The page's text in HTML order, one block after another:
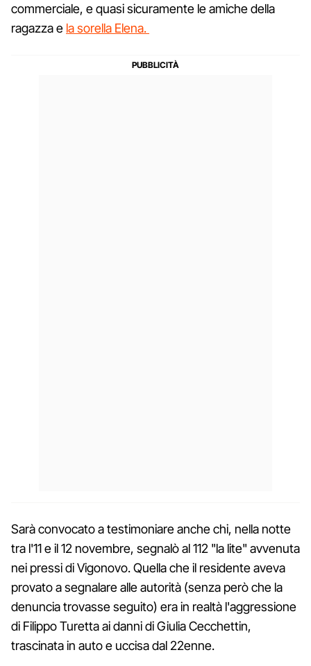
commerciale, e quasi sicuramente le amiche della
ragazza e la sorella Elena.
Sarà convocato a testimoniare anche chi, nella notte
tra l'11 e il 12 novembre, segnalò al 112 "la lite" avvenuta
nei pressi di Vigonovo. Quella che il residente aveva
provato a segnalare alle autorità (senza però che la
denuncia trovasse seguito) era in realtà l'aggressione
di Filippo Turetta ai danni di Giulia Cecchettin,
trascinata in auto e uccisa dal 22enne.